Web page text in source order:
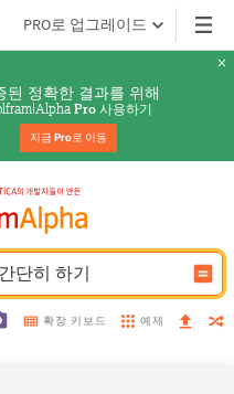
PRO로 업그레이드
된 정확한 결과를 위해
Pro 사용하기
지금 Pro로 이동
단히 하기
확장 키보드 예제